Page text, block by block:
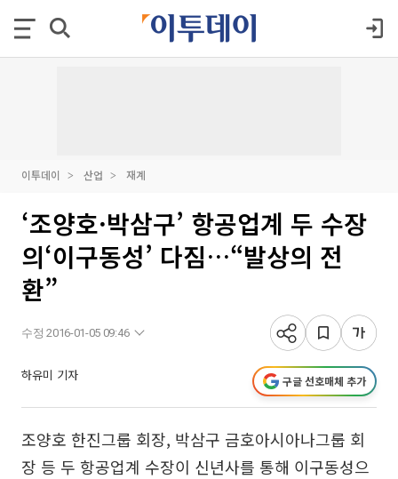
이투데이 산업 재계
‘조양호·박삼구’ 항공업계 두 수장
의‘이구동성’ 다짐…“발상의 전
환”
수정 2016-01-05 09:46
하유미 기자 구글 선호매체 추가
조양호 한진그룹 회장, 박삼구 금호아시아나그룹 회
장 등 두 항공업계 수장이 신년사를 통해 이구동성으